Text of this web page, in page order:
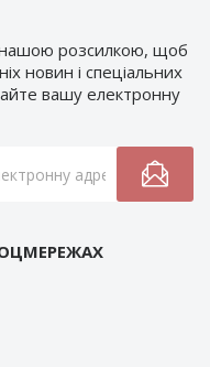
розсилкою, щоб
новин і спеціальних
вашу електронну